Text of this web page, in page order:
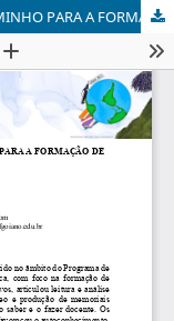
VIVER E CONTAR: NARRATIVAS COMO CAMINHO PARA A FORMAÇÃO DE PROFESSORES